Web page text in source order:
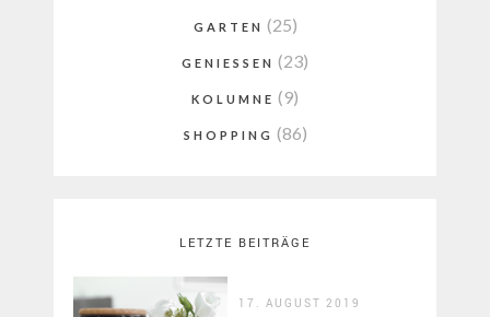
GARTEN (25)
GENIESSEN (23)
KOLUMNE (9)
SHOPPING (86)
LETZTE BEITRÄGE
17. AUGUST 2019